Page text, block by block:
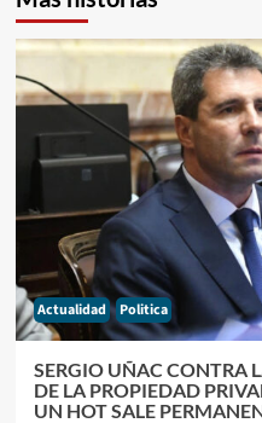
Actualidad Politica
SERGIO UÑAC CONTRA
DE LA PROPIEDAD
UN HOT SALE